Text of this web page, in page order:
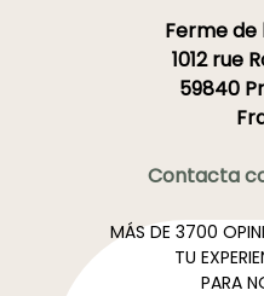
Ferme
1012 rue
59840
Contacta
MÁS DE 3700
TU
PARA